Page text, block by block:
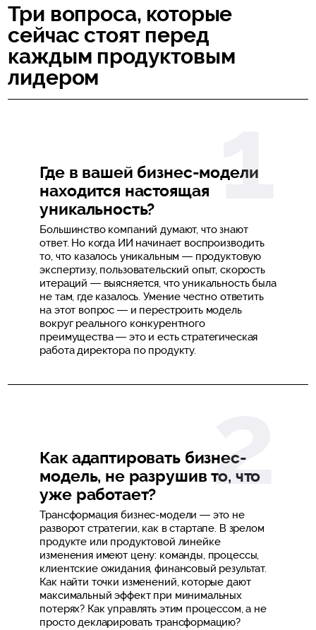
Три вопроса, которые
сейчас стоят перед
каждым продуктовым
лидером
Где в вашей бизнес-модели
находится настоящая
уникальность?
Большинство компаний думают, что знают
ответ. Но когда ИИ начинает воспроизводить
то, что казалось уникальным — продуктовую
экспертизу, пользовательский опыт, скорость
итераций — выясняется, что уникальность была
не там, где казалось. Умение честно ответить
на этот вопрос — и перестроить модель
вокруг реального конкурентного
преимущества — это и есть стратегическая
работа директора по продукту.
Как адаптировать бизнес-
модель, не разрушив то, что
уже работает?
Трансформация бизнес-модели — это не
разворот стратегии, как в стартапе. В зрелом
продукте или продуктовой линейке
изменения имеют цену: команды, процессы,
клиентские ожидания, финансовый результат.
Как найти точки изменений, которые дают
максимальный эффект при минимальных
потерях? Как управлять этим процессом, а не
просто декларировать трансформацию?